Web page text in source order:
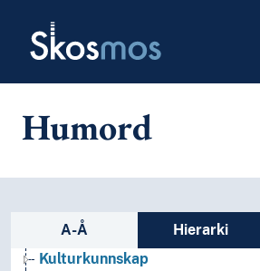
Skosmos
Humord
Sidefelt: navigér i
A-Å Hierarki
Filosofi
Folkegrupper
Formtermer
Fritid og sport
Geografiske navn og historiske
Informatikk og
Ingeniørfag
Kulturkunnskap